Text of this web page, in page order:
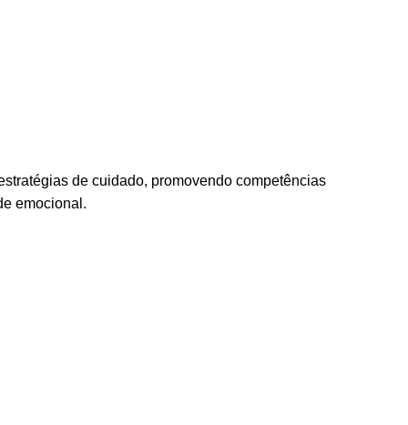
de cuidado, promovendo competências
emocional.